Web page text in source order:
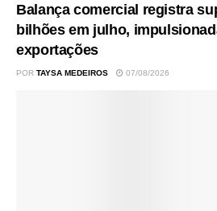
Balança comercial registra
bilhões em julho,
exportações
POR TAYSA MEDEIROS 07/08/2026